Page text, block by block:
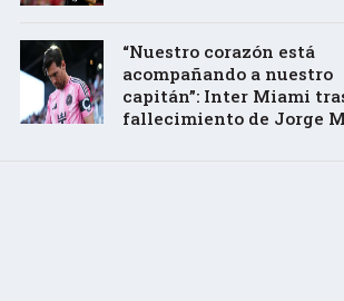
“Nuestro corazón está
acompañando a nuestro
capitán”: Inter Miami
fallecimiento de Jorge